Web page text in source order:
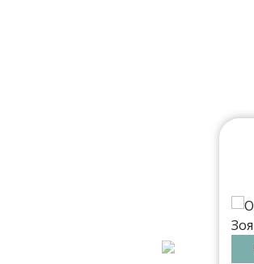
Наверное, в целом